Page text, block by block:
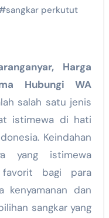
sangkar perkutut
Hubungi WA
salah satu jenis
istimewa di hati
Keindahan
yang istimewa
bagi para
kenyamanan dan
sangkar yang